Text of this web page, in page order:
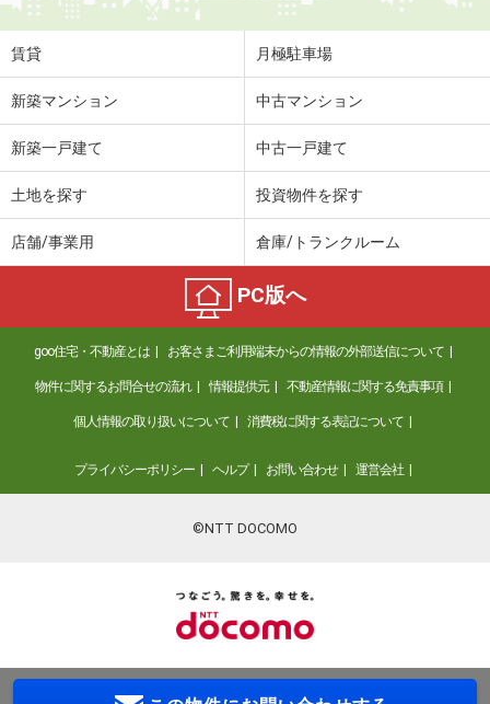
賃貸 月極駐車場
新築マンション 中古マンション
新築一戸建て 中古一戸建て
土地を探す 投資物件を探す
店舗/事業用 倉庫/トランクルーム
PC版へ
goo住宅・不動産とは お客さまご利用端末からの情報の外部送信について
物件に関するお問合せの流れ 情報提供元 不動産情報に関する免責事項
個人情報の取り扱いについて 消費税に関する表記について
プライバシーポリシー ヘルプ お問い合わせ 運営会社
©NTT DOCOMO